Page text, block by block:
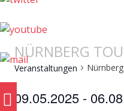
NÜRNBERG
Veranstaltungen
09.05.2025 -